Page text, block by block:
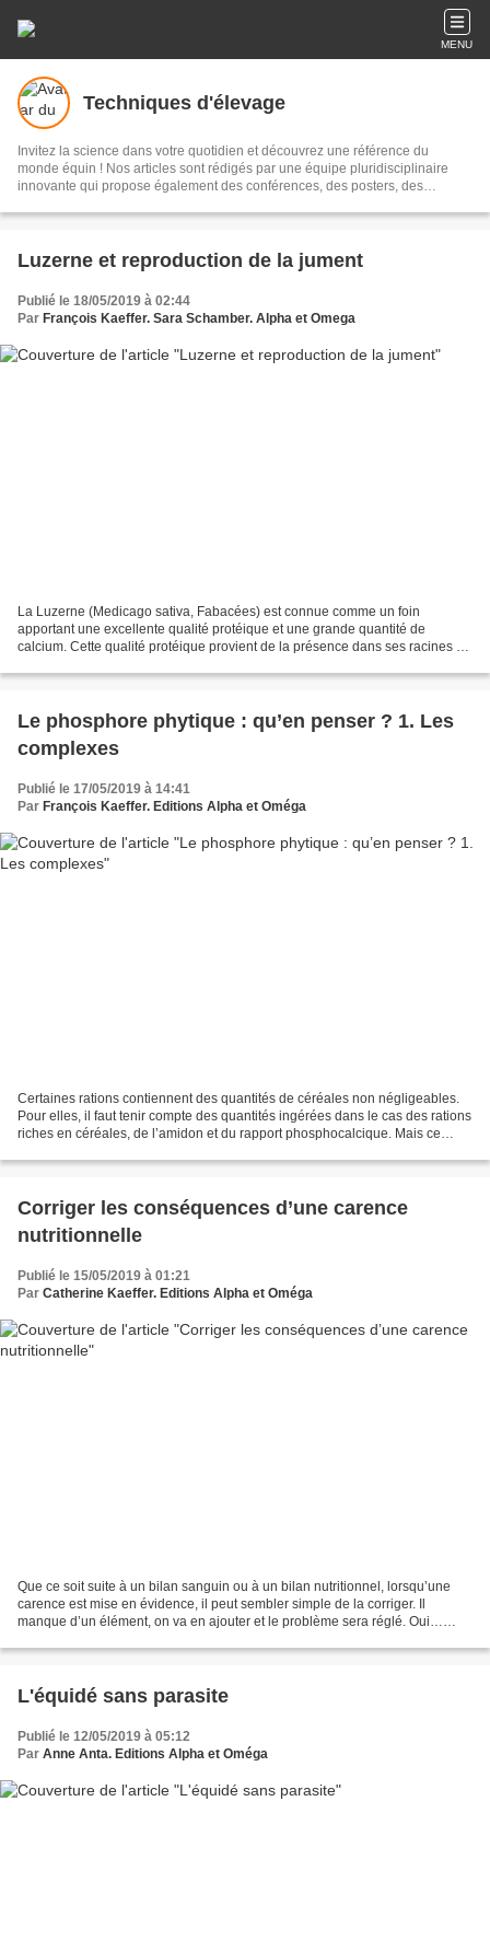
MENU
Techniques d'élevage
Invitez la science dans votre quotidien et découvrez une référence du
monde équin ! Nos articles sont rédigés par une équipe pluridisciplinaire
innovante qui propose également des conférences, des posters, des
Techniques d'élevage c'est plus de 2000 articles en accès totalement gratuit.
Facebook sur la page techniquesdelevage.
Luzerne et reproduction de la jument
Publié le 18/05/2019 à 02:44
Par François Kaeffer. Sara Schamber. Alpha et Omega
La Luzerne (Medicago sativa, Fabacées) est connue comme un foin
apportant une excellente qualité protéique et une grande quantité de
calcium. Cette qualité protéique provient de la présence dans ses racines de
Le phosphore phytique : qu’en penser ? 1. Les
complexes
Publié le 17/05/2019 à 14:41
Par François Kaeffer. Editions Alpha et Oméga
Certaines rations contiennent des quantités de céréales non négligeables.
Pour elles, il faut tenir compte des quantités ingérées dans le cas des rations
riches en céréales, de l’amidon et du rapport phosphocalcique. Mais ce
Corriger les conséquences d’une carence
nutritionnelle
Publié le 15/05/2019 à 01:21
Par Catherine Kaeffer. Editions Alpha et Oméga
Que ce soit suite à un bilan sanguin ou à un bilan nutritionnel, lorsqu’une
carence est mise en évidence, il peut sembler simple de la corriger. Il
manque d’un élément, on va en ajouter et le problème sera réglé. Oui…
L'équidé sans parasite
Publié le 12/05/2019 à 05:12
Par Anne Anta. Editions Alpha et Oméga